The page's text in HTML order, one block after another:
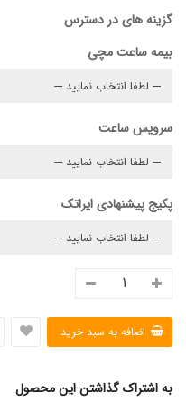
گزینه های در دسترس
بیمه ساعت مچی
سرویس ساعت
پکیج پیشنهادی ایراتک
به اشتراک گذاشتن این محصول